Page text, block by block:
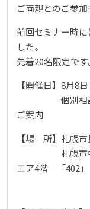
ご両親とのご参加
前回セミナー時
した。
先着20名限定で
【開催日】8月8
個別相談（
ご案内
【場 所】札幌
札幌市中央
エア4階 「402」